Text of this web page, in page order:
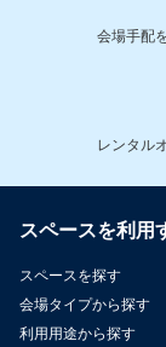
会場手配
レンタル
スペースを利用
スペースを探す
会場タイプから探す
利用用途から探す